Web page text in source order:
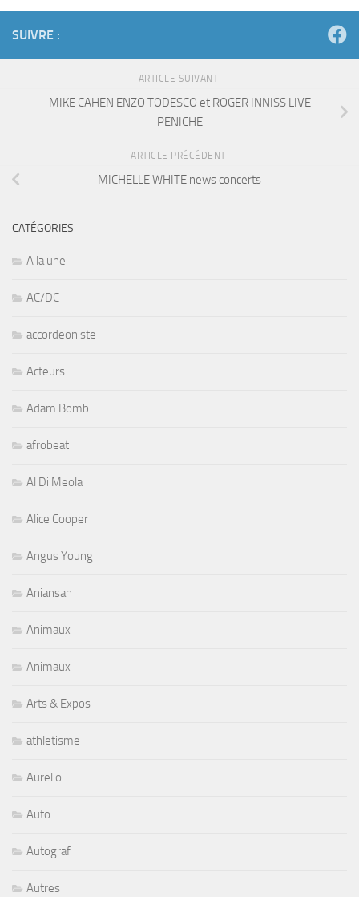
SUIVRE :
ARTICLE SUIVANT
MIKE CAHEN ENZO TODESCO et ROGER INNISS LIVE
PENICHE
ARTICLE PRÉCÉDENT
MICHELLE WHITE news concerts
CATÉGORIES
A la une
AC/DC
accordeoniste
Acteurs
Adam Bomb
afrobeat
Al Di Meola
Alice Cooper
Angus Young
Aniansah
Animaux
Animaux
Arts & Expos
athletisme
Aurelio
Auto
Autograf
Autres